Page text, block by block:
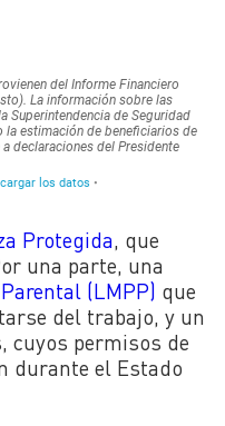
Protegida, que
una parte, una
(LMPP) que
del trabajo, y un
cuyos permisos de
durante el Estado